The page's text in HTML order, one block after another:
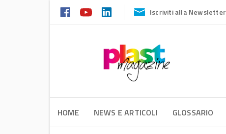
Iscriviti alla Newsletter
HOME NEWS E ARTICOLI GLOSSARIO